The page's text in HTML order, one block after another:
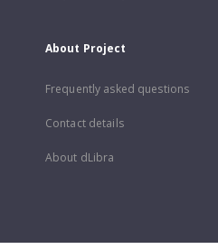
About Project
Frequently asked questions
Contact details
About dLibra